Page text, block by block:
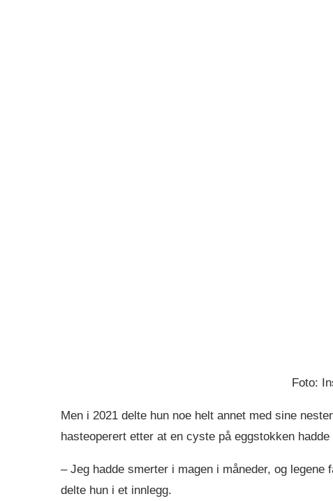
Foto:
Men i 2021 delte hun noe helt annet med sine
hasteoperert etter at en cyste på eggstokken
– Jeg hadde smerter i magen i måneder, og
delte hun i et innlegg.